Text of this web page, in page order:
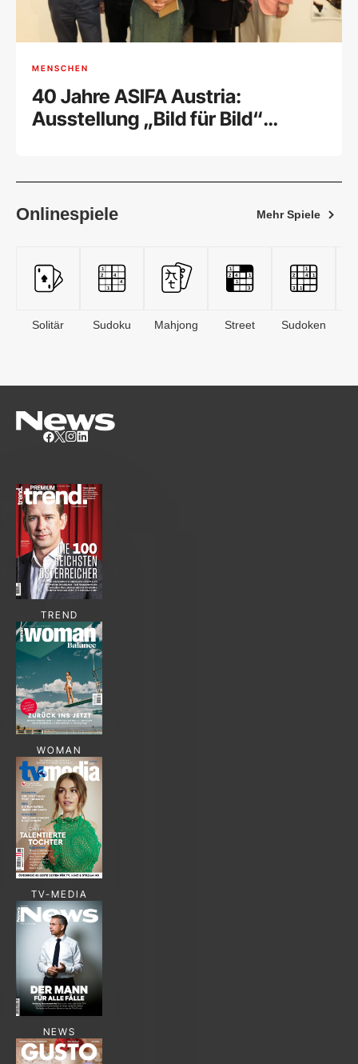
MENSCHEN
40 Jahre ASIFA Austria:
Ausstellung „Bild für Bild“
Onlinespiele Mehr Spiele
Solitär Sudoku Mahjong Street Sudoken
TREND
WOMAN
TV-MEDIA
NEWS